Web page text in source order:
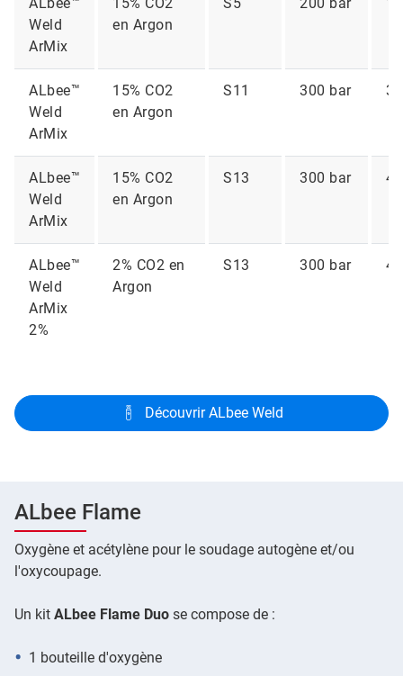
Weld
ArMix
en Argon
ALbee™
Weld
ArMix
15% CO2
en Argon
S11 300 bar
ALbee™
Weld
ArMix
15% CO2
en Argon
S13 300 bar
ALbee™
Weld
ArMix
2%
2% CO2 en
Argon
S13 300 bar 4
Découvrir ALbee Weld
ALbee Flame
Oxygène et acétylène pour le soudage autogène et/ou
l'oxycoupage.
Un kit ALbee Flame Duo se compose de :
1 bouteille d'oxygène